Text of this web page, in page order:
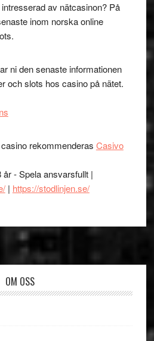
av nätcasinon? På
inom norska online
ni den senaste informationen
och slots hos casino på nätet.
rekommenderas Casivo
- Spela ansvarsfullt |
| https://stodlinjen.se/
OM OSS